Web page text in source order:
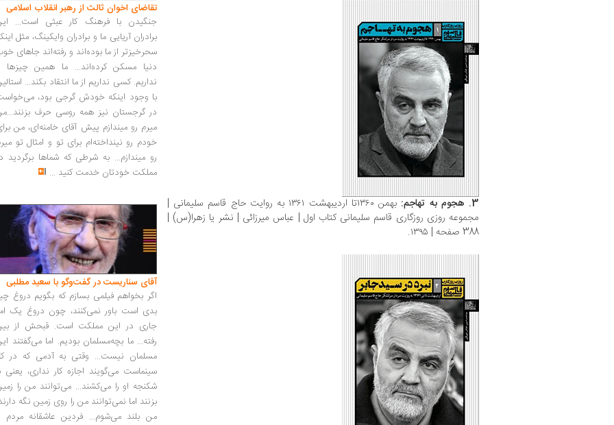
3. هجوم به تهاجم: بهمن ۱۳۶۰تا اردیبهشت ۱۳۶۱
به روایت حاج قاسم سلیمانی |
مجموعه‌ روزی روزگاری قاسم سلیمانی کتاب اول | عباس میرزائی | نشر یا زهرا(س)‏‫ |
388 صفحه | ۱۳۹۵.
تقاضای اخوان ثالث از رهبر انقلاب اسلامی
جنگیدن با فرهنگ کار عبثی است...
برادران آریایی ما و برادران وایکینگ، مثل
سحرخیزتر از ما بوده‌اند و رفته‌اند جاهای
دنیا مسکن کرده‌اند... ما همین چیزها
نداریم. کسی نداریم از ما انتقاد بکند...
با وجود اینکه خودش گرجی بود،
در گرجستان نیز همه روسی حرف
میرم رو میندازم پیش آقای خامنه‌ای، من
خودم رو نینداخته‌ام برای تو و امثال تو
رو میندازم... به شرطی که شماها برگردید
مملکت خودتان خدمت کنید ...
آقای سناریست در گفت‌وگو با سعید مطلبی
اگر بخواهم فیلمی بسازم که بگویم دروغ
بدی است باور نمی‌کنند، چون دروغ یک
جاری در این مملکت است. قبحش از
رفته... ما بچه‌مسلمان بودیم. اما می‌گفتند
مسلمان نیست... وقتی به آدمی که در
سینماست می‌گویند اجازه کار نداری، یعنی
شکنجه او را می‌کشند... می‌توانند من را
بزنند اما نمی‌توانند من را روی زمین نگه
من بلند می‌شوم... فردین عاشقانه مردم